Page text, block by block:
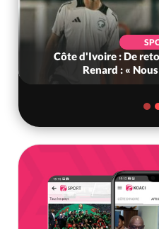
Côte d'Ivoire : De
Renard : «